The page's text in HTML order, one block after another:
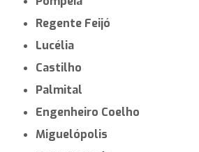
Regente Feijó
Lucélia
Castilho
Palmital
Engenheiro Coelho
Miguelópolis